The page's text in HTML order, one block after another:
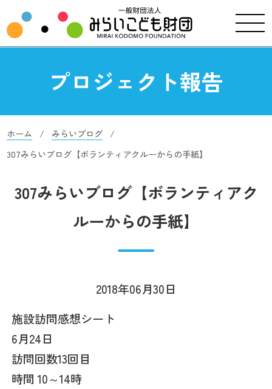
プロジェクト報告
ホーム
みらいブログ
307みらいブログ【ボランティアクルーからの手紙】
307みらいブログ【ボランティアク
ルーからの手紙】
2018年06月30日
施設訪問感想シート
6月24日
訪問回数13回目
時間 10～14時